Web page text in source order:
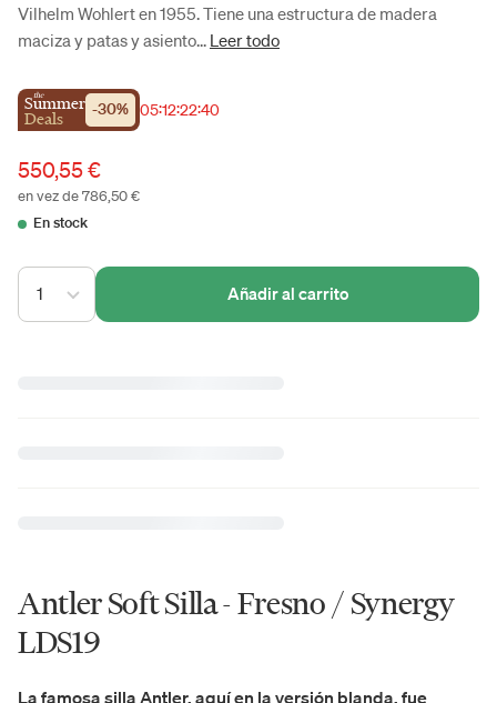
Vilhelm Wohlert en 1955. Tiene una estructura de madera
maciza y patas y asiento... Leer todo
the
Summer
Deals -30% 05:12:22:40
550,55 €
en vez de 786,50 €
En stock
1 Añadir al carrito
Antler Soft Silla - Fresno / Synergy
LDS19
La famosa silla Antler, aquí en la versión blanda, fue